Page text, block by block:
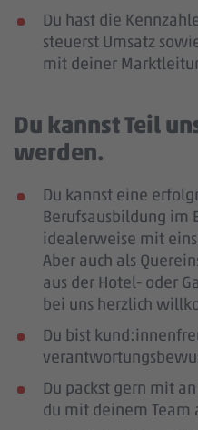
Du hast die
steuerst Umsatz
mit deiner
Du kannst Teil
werden.
Du kannst eine
Berufsausbildung im
idealerweise mit
Aber auch als
aus der Hotel- oder
bei uns herzlich
Du bist
Du packst gern mit
du mit deinem Team